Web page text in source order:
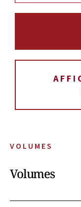
VOLUMES
Volumes